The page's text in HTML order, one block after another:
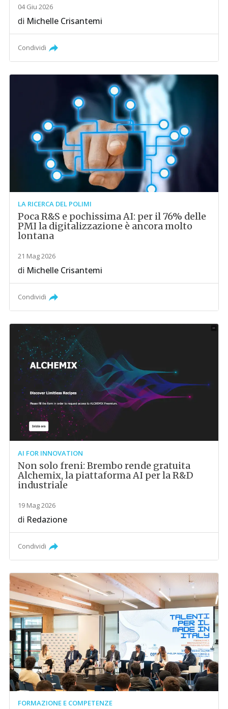
04 Giu 2026
di Michelle Crisantemi
Condividi
LA RICERCA DEL POLIMI
Poca R&S e pochissima AI: per il 76% delle
PMI la digitalizzazione è ancora molto
lontana
21 Mag 2026
di Michelle Crisantemi
Condividi
AI FOR INNOVATION
Non solo freni: Brembo rende gratuita
Alchemix, la piattaforma AI per la R&D
industriale
19 Mag 2026
di Redazione
Condividi
FORMAZIONE E COMPETENZE